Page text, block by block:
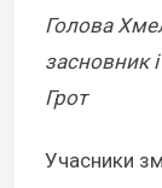
Голова
засновник
Грот
Учасники